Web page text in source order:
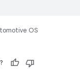
OS